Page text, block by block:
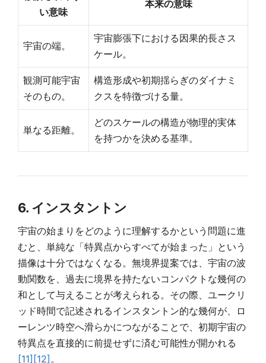
い意味
本来の意味
宇宙の端。
宇宙膨張下における因果的長さス
ケール。
観測可能宇宙
そのもの。
構造形成や初期揺らぎのダイナミ
クスを特徴づける量。
単なる距離。
どのスケールの構造が物理的実体
を持つかを決める基準。
6. インスタントン
宇宙の始まりをどのように理解するかという問題に進
むと、単純な「特異点からすべてが始まった」という
描像は十分ではなくなる。無境界提案では、宇宙の波
動関数を、過去に境界を持たないコンパクトな幾何の
和として与えることが考えられる。その際、ユークリ
ッド時間で記述されるインスタントン的な幾何が、ロ
ーレンツ時空へ滑らかにつながることで、初期宇宙の
特異点を直接的に前提せずに済む可能性が開かれる
[11] [12] 。